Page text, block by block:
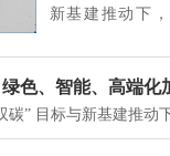
新基建推动下
大清晰趋势，市
色、智能、高端化